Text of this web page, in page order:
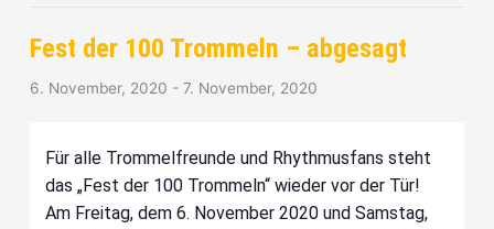
Fest der 100 Trommeln – abgesagt
6. November, 2020 -7. November, 2020
Für alle Trommelfreunde und Rhythmusfans steht
das „Fest der 100 Trommeln“ wieder vor der Tür!
Am Freitag, dem 6. November 2020 und Samstag,